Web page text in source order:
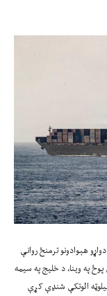
هېوادونو ترمنځ روانې
په وينا، د خليج په سيمه
الوتکې شنډې کړې